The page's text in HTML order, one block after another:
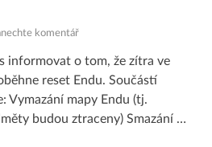
komentář
informovat o tom, že zítra ve
reset Endu. Součástí
Vymazání mapy Endu (tj.
budou ztraceny) Smazání …